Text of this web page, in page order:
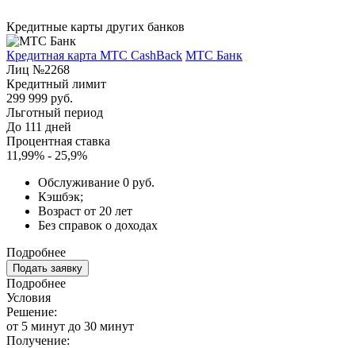
Кредитные карты других банков
Кредитная карта МТС CashBack МТС Банк
Лиц №2268
Кредитный лимит
299 999 руб.
Льготный период
До 111 дней
Процентная ставка
11,99% - 25,9%
Обслуживание 0 руб.
Кэшбэк;
Возраст от 20 лет
Без справок о доходах
Подробнее
Подать заявку
Подробнее
Условия
Решение:
от 5 минут до 30 минут
Получение: